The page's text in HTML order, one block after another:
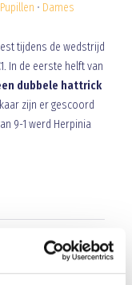
Pupillen • Dames
tijdens de wedstrijd
In de eerste helft van
dubbele hattrick
zijn er gescoord
9-1 werd Herpinia